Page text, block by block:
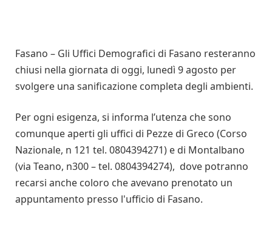
Fasano – Gli Uffici Demografici di Fasano resteranno
chiusi nella giornata di oggi, lunedì 9 agosto per
svolgere una sanificazione completa degli ambienti.
Per ogni esigenza, si informa l’utenza che sono
comunque aperti gli uffici di Pezze di Greco (Corso
Nazionale, n 121 tel. 0804394271) e di Montalbano
(via Teano, n300 – tel. 0804394274), dove potranno
recarsi anche coloro che avevano prenotato un
appuntamento presso l'ufficio di Fasano.